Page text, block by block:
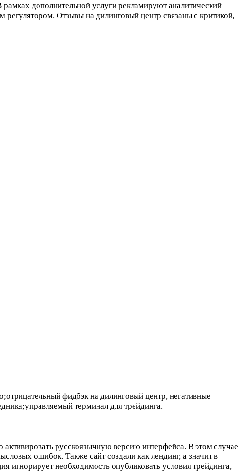
дополнительной услуги рекламируют аналитический
Отзывы на дилинговый центр связаны с критикой,
фидбэк на дилинговый центр, негативные
терминал для трейдинга.
русскоязычную версию интерфейса. В этом случае
ошибок. Также сайт создали как лендинг, а значит в
игнорирует необходимость опубликовать условия трейдинга,